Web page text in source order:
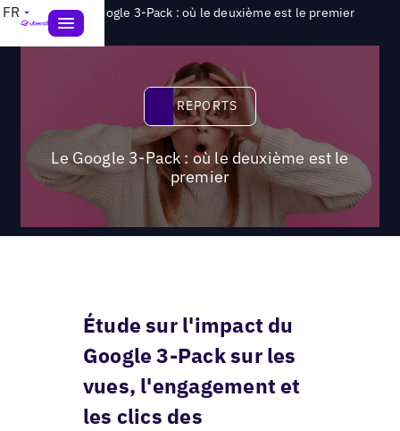
FR Reports>Le Google 3-Pack : où le deuxième est le premier
Reports
REPORTS
Le Google 3-Pack : où le deuxième est le
premier
Étude sur l'impact du
Google 3-Pack sur les
vues, l'engagement et
les clics des